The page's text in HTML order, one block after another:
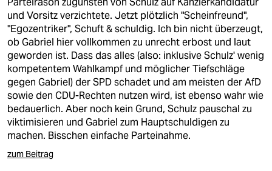
und Vorsitz verzichtete. Jetzt plötzlich "Scheinfreund",
"Egozentriker", Schuft & schuldig. Ich bin nicht überzeugt,
ob Gabriel hier vollkommen zu unrecht erbost und laut
geworden ist. Dass das alles (also: inklusive Schulz' wenig
kompetentem Wahlkampf und möglicher Tiefschläge
gegen Gabriel) der SPD schadet und am meisten der AfD
sowie den CDU-Rechten nutzen wird, ist ebenso wahr wie
bedauerlich. Aber noch kein Grund, Schulz pauschal zu
viktimisieren und Gabriel zum Hauptschuldigen zu
machen. Bisschen einfache Parteinahme.
zum Beitrag